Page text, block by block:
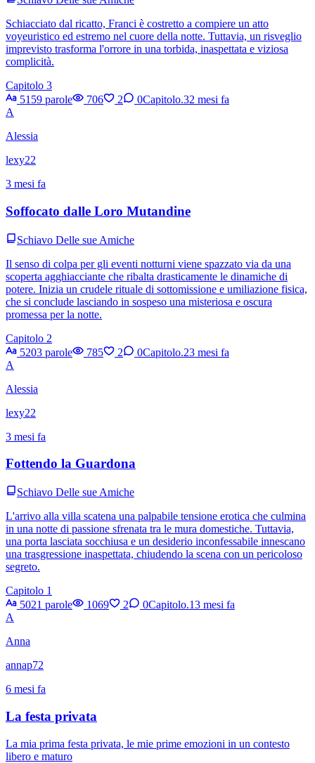
Schiacciato dal ricatto, Franci è costretto a compiere un atto
voyeuristico ed estremo nel cuore della notte. Tuttavia, un risveglio
imprevisto trasforma l'orrore in una torbida, inaspettata e viziosa
complicità.
Capitolo 3
5159 parole
706 2 0Capitolo.32 mesi fa
A
Alessia
lexy22
3 mesi fa
Soffocato dalle Loro Mutandine
Schiavo Delle sue Amiche
Il senso di colpa per gli eventi notturni viene spazzato via da una
scoperta agghiacciante che ribalta drasticamente le dinamiche di
potere. Inizia un crudele rituale di sottomissione e umiliazione fisica,
che si conclude lasciando in sospeso una misteriosa e oscura
promessa per la notte.
Capitolo 2
5203 parole
785 2 0Capitolo.23 mesi fa
A
Alessia
lexy22
3 mesi fa
Fottendo la Guardona
Schiavo Delle sue Amiche
L'arrivo alla villa scatena una palpabile tensione erotica che culmina
in una notte di passione sfrenata tra le mura domestiche. Tuttavia,
una porta lasciata socchiusa e un desiderio inconfessabile innescano
una trasgressione inaspettata, chiudendo la scena con un pericoloso
segreto.
Capitolo 1
5021 parole
1069 2 0Capitolo.13 mesi fa
A
Anna
annap72
6 mesi fa
La festa privata
La mia prima festa privata, le mie prime emozioni in un contesto
libero e maturo